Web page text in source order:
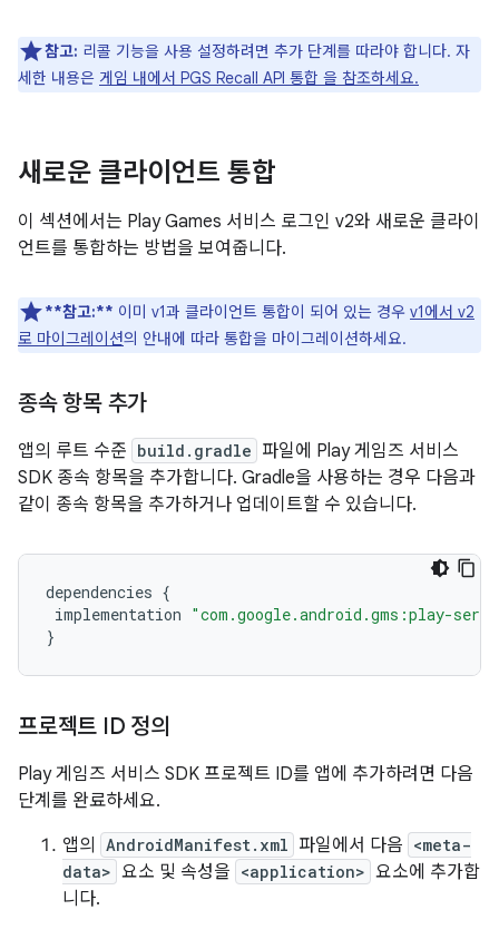
참고: 리콜 기능을 사용 설정하려면 추가 단계를 따라야 합니다. 자
세한 내용은 게임 내에서 PGS Recall API 통합 을 참조하세요.
새로운 클라이언트 통합
이 섹션에서는 Play Games 서비스 로그인 v2와 새로운 클라이
언트를 통합하는 방법을 보여줍니다.
**참고:** 이미 v1과 클라이언트 통합이 되어 있는 경우 v1에서 v2
로 마이그레이션의 안내에 따라 통합을 마이그레이션하세요.
종속 항목 추가
앱의 루트 수준 build.gradle 파일에 Play 게임즈 서비스
SDK 종속 항목을 추가합니다. Gradle을 사용하는 경우 다음과
같이 종속 항목을 추가하거나 업데이트할 수 있습니다.
dependencies {
implementation "com.google.android.gms:play-
}
프로젝트 ID 정의
Play 게임즈 서비스 SDK 프로젝트 ID를 앱에 추가하려면 다음
단계를 완료하세요.
앱의
AndroidManifest.xml 파일에서 다음 <meta-
data> 요소 및 속성을 <application> 요소에 추가합
니다.